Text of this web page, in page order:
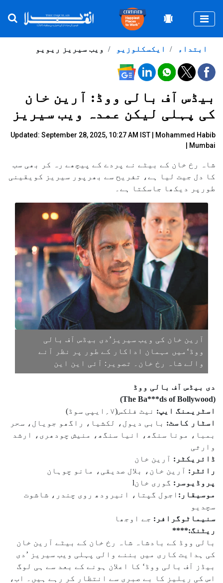
ویب سیریز ریویو ایکسکلوزیو ابتداء
بیڈس آف بالی ووڈ: آرین خان
کی پہلی لیکن عمدہ ویب سیریز
Updated: September 28, 2025, 10:27 AM IST |
Mohammed Habib
| Mumbai
شاہ رخ خان کے بیٹے نے پردے کے پیچھے رہ کر بھی سب
کا دل جیت لیا ہے، تفریح سے بھرپور سیریز کویقینی
طورپر دیکھا جاسکتا ہے۔
آرین خان کی ویب سیریز’دی بیڈس آف بالی
ووڈ‘میں مہمان اداکار کے طور پر نظر آنے
والے شاہ رخ خان۔ تصویر: آئی این این
دی بیڈس آف بالی ووڈ
(The Ba***ds of Bollywood)
اسٹریمنگ ایپ: نیٹ فلکس(۷؍ایپی سوڈ)
اسٹار کاسٹ: بابی دیول، لکشیا، راگھو جویال، سحر
بمبا، مونا سنگھ، انیا سنگھ، منیش چودھری، ارشد
وارثی
ڈائریکٹر: آرین خان
رائٹر: آرین خان، بلال صدیقی، مانو چوہان
پروڈیوسر: گوری خانl
موسیقار: اجول گپتا، انیرودھ روی چندر، شاشوت
سچدیو
سنیماٹوگرافر: جے اوجھا
ریٹنگ:****
بالی ووڈ کے بادشاہ شاہ رخ خان کے بیٹے آرین خان
کی ہدایت کاری میں بننے والی پہلی ویب سیریز ’دی
بیڈز آف بالی ووڈ‘ کا اعلان ہونے کے بعد سے ہی لوگ
اس کی ریلیز کا بے صبری سے انتظار کر رہے ہیں۔ اب،